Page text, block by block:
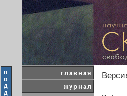
п
о
д
д
главная
журнал